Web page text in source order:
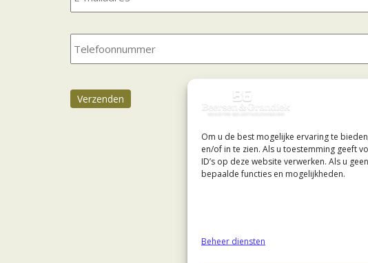
Om u de best mogelijke ervaring te
en/of in te zien. Als u toestemming geeft
ID’s op deze website verwerken. Als u
bepaalde functies en mogelijkheden.
Beheer diensten
Verzenden